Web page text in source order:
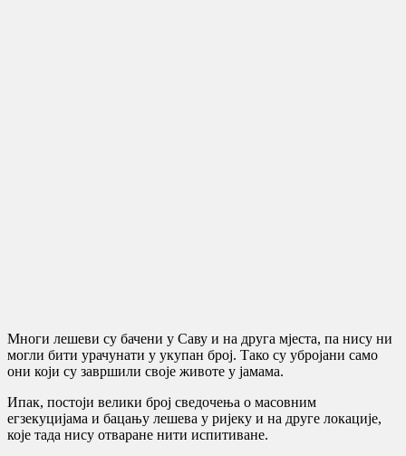
Многи лешеви су бачени у Саву и на друга мјеста, па нису ни
могли бити урачунати у укупан број. Тако су убројани само
они који су завршили своје животе у јамама.
Ипак, постоји велики број сведочења о масовним
егзекуцијама и бацању лешева у ријеку и на друге локације,
које тада нису отваране нити испитиване.